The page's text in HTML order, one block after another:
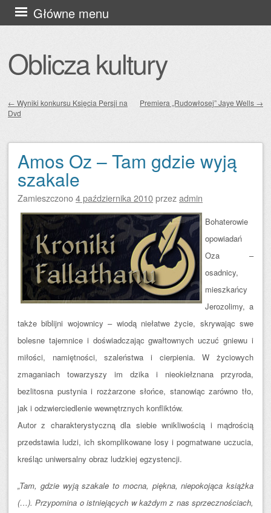
Oblicza kultury
Główne menu
Przejdź
do
Zobacz wpisy
← Wyniki konkursu Księcia Persji na
Dvd
Premiera „Rudowłosej” Jaye Wells →
Amos Oz – Tam gdzie wyją
szakale
Zamieszczono4 października 2010przezadmin
Bohaterowie
opowiadań
Oza –
osadnicy,
mieszkańcy
Jerozolimy, a
także biblijni wojownicy – wiodą niełatwe życie, skrywając swe
bolesne tajemnice i doświadczając gwałtownych uczuć gniewu i
miłości, namiętności, szaleństwa i cierpienia. W życiowych
zmaganiach towarzyszy im dzika i nieokiełznana przyroda,
bezlitosna pustynia i rozżarzone słońce, stanowiąc zarówno tło,
jak i odzwierciedlenie wewnętrznych konfliktów.
Autor z charakterystyczną dla siebie wnikliwością i mądrością
przedstawia ludzi, ich skomplikowane losy i pogmatwane uczucia,
kreśląc uniwersalny obraz ludzkiej egzystencji.
„Tam, gdzie wyją szakale to mocna, piękna, niepokojąca książka
(…). Przypomina o istniejących w każdym z nas sprzecznościach,